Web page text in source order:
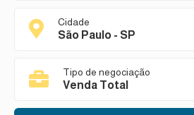
Cidade
São Paulo - SP
Tipo de negociação
Venda Total